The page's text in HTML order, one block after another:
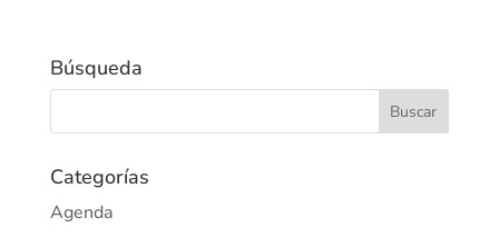
Búsqueda
Categorías
Agenda